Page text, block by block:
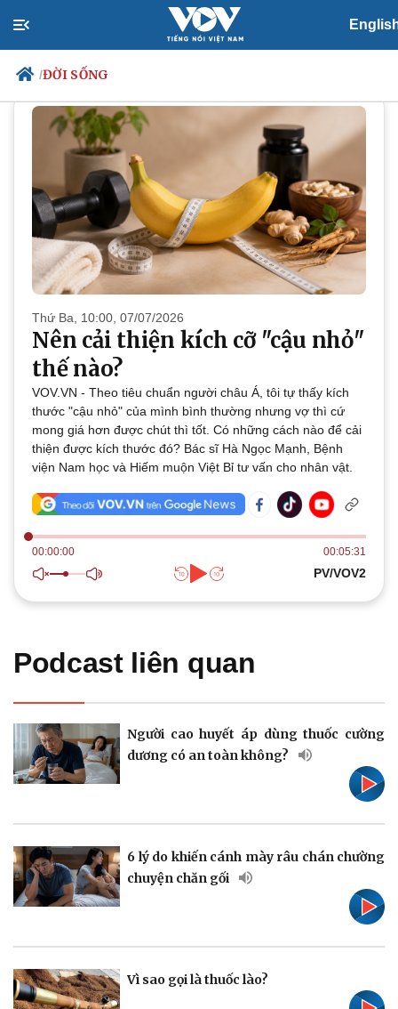
/ĐỜI SỐNG
Đảng
Tổ chức nhân sự
Quốc hội
Nhận diện sự thật
Tin 24h
Dự báo thời tiết
Giáo dục
Dấu ấn VOV
Việc làm
Biển đảo
Thế giới
Quan sát
Cuộc sống đó đây
Hồ sơ
Multimedia
Video
Ảnh
E-Magazine
Kinh tế
Thị trường
Tỷ giá
Giá cà phê
Pháp luật
Vụ án
Tin nóng
Tư vấn luật
Quân sự - Quốc phòng
Việt Nam
Phân tích
Thể thao
ĐỜI SỐNG
Thứ Ba, 10:00, 07/07/2026
Nên cải thiện kích cỡ "cậu nhỏ"
thế nào?
VOV.VN - Theo tiêu chuẩn người châu Á, tôi tự thấy kích
thước "cậu nhỏ" của mình bình thường nhưng vợ thì cứ
mong giá hơn được chút thì tốt. Có những cách nào để cải
thiện được kích thước đó? Bác sĩ Hà Ngọc Mạnh, Bệnh
viện Nam học và Hiếm muộn Việt Bỉ tư vấn cho nhân vật.
00:00:00 00:05:31
PV/VOV2
Podcast liên quan
Người cao huyết áp dùng thuốc cường
dương có an toàn không?
6 lý do khiến cánh mày râu chán chường
chuyện chăn gối
Vì sao gọi là thuốc lào?